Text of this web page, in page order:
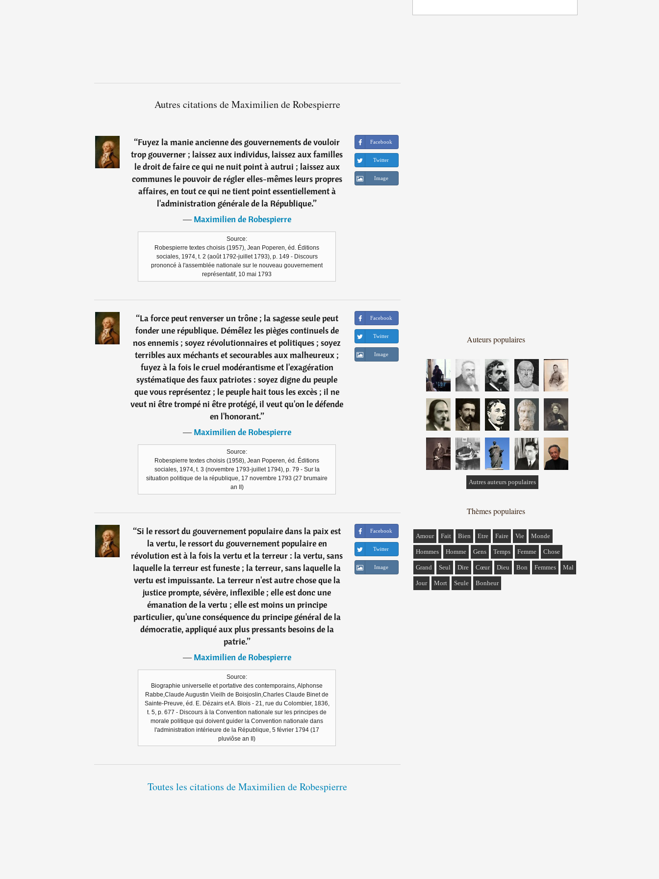
Autres citations de Maximilien de Robespierre
“Fuyez la manie ancienne des gouvernements de vouloir
trop gouverner ; laissez aux individus, laissez aux familles
le droit de faire ce qui ne nuit point à autrui ; laissez aux
communes le pouvoir de régler elles-mêmes leurs propres
affaires, en tout ce qui ne tient point essentiellement à
l'administration générale de la République.”
―Maximilien de Robespierre
Source:
Robespierre textes choisis (1957), Jean Poperen, éd. Éditions
sociales, 1974, t. 2 (août 1792-juillet 1793), p. 149 - Discours
prononcé à l'assemblée nationale sur le nouveau gouvernement
représentatif, 10 mai 1793
Facebook
Twitter
Image
“La force peut renverser un trône ; la sagesse seule peut
fonder une république. Démêlez les pièges continuels de
nos ennemis ; soyez révolutionnaires et politiques ; soyez
terribles aux méchants et secourables aux malheureux ;
fuyez à la fois le cruel modérantisme et l'exagération
systématique des faux patriotes : soyez digne du peuple
que vous représentez ; le peuple hait tous les excès ; il ne
veut ni être trompé ni être protégé, il veut qu'on le défende
en l'honorant.”
―Maximilien de Robespierre
Source:
Robespierre textes choisis (1958), Jean Poperen, éd. Éditions
sociales, 1974, t. 3 (novembre 1793-juillet 1794), p. 79 - Sur la
situation politique de la république, 17 novembre 1793 (27 brumaire
an II)
Facebook
Twitter
Image
“Si le ressort du gouvernement populaire dans la paix est
la vertu, le ressort du gouvernement populaire en
révolution est à la fois la vertu et la terreur : la vertu, sans
laquelle la terreur est funeste ; la terreur, sans laquelle la
vertu est impuissante. La terreur n'est autre chose que la
justice prompte, sévère, inflexible ; elle est donc une
émanation de la vertu ; elle est moins un principe
particulier, qu'une conséquence du principe général de la
démocratie, appliqué aux plus pressants besoins de la
patrie.”
―Maximilien de Robespierre
Source:
Biographie universelle et portative des contemporains, Alphonse
Rabbe,Claude Augustin Vieilh de Boisjoslin,Charles Claude Binet de
Sainte-Preuve, éd. E. Dézairs et A. Blois - 21, rue du Colombier, 1836,
t. 5, p. 677 - Discours à la Convention nationale sur les principes de
morale politique qui doivent guider la Convention nationale dans
l'administration intérieure de la République, 5 février 1794 (17
pluviôse an II)
Facebook
Twitter
Image
Toutes les citations de Maximilien de Robespierre
Auteurs populaires
Autres auteurs populaires
Thèmes populaires
Amour Fait Bien Etre Faire Vie Monde
Hommes Homme Gens Temps Femme Chose
Grand Seul Dire Cœur Dieu Bon Femmes Mal
Jour Mort Seule Bonheur